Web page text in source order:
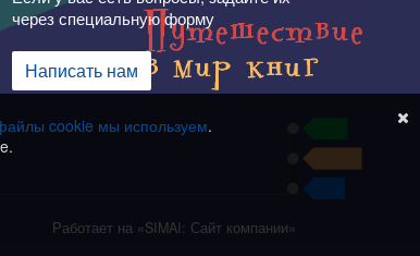
через специальную форму
Написать нам
Работает на «SIMAI: Сайт компании»
cookie мы используем.